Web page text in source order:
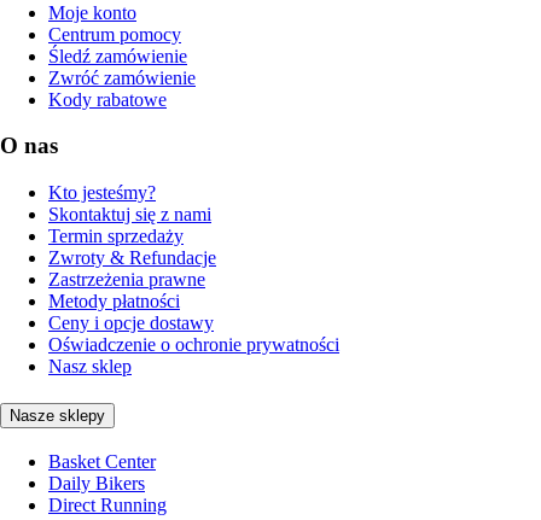
Moje konto
Centrum pomocy
Śledź zamówienie
Zwróć zamówienie
Kody rabatowe
O nas
Kto jesteśmy?
Skontaktuj się z nami
Termin sprzedaży
Zwroty & Refundacje
Zastrzeżenia prawne
Metody płatności
Ceny i opcje dostawy
Oświadczenie o ochronie prywatności
Nasz sklep
Nasze sklepy
Basket Center
Daily Bikers
Direct Running